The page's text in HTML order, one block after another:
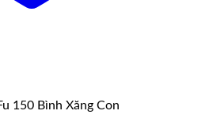
150 Bình Xăng Con